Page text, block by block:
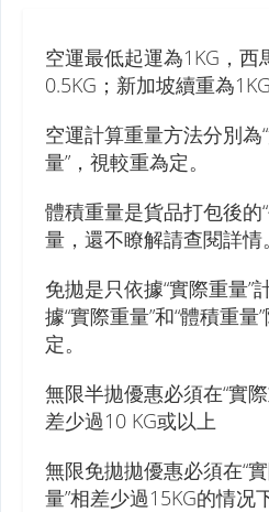
空運最低起運為1KG，西
0.5KG；新加坡續重為1KG
空運計算重量方法分別為
量”，視較重為定。
體積重量是貨品打包後的
量，還不瞭解請查閱詳情。
免拋是只依據“實際重量”
據“實際重量”和“體積重量
定。
無限半拋優惠必須在“實
差少過10 KG或以上
無限免拋拋優惠必須在“
量”相差少過15KG的情况